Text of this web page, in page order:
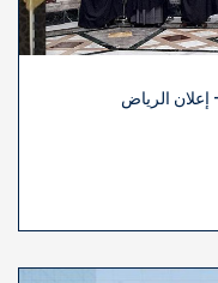
إعلان الرياض